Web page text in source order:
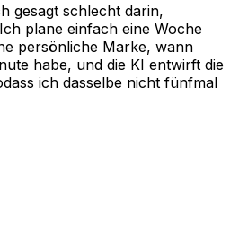
gesagt schlecht darin,
plane einfach eine Woche
persönliche Marke, wann
habe, und die KI entwirft die
ich dasselbe nicht fünfmal